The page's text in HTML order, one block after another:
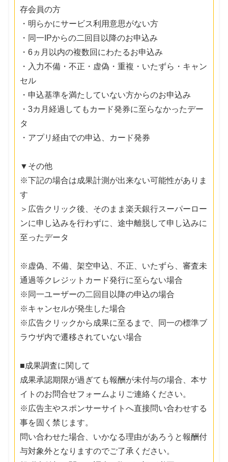
存会員の方
・明らかにサービス利用意思がない方
・同一IPからの二回目以降のお申込み
・6ヵ月以内の複数回にわたるお申込み
・入力不備・不正・虚偽・重複・いたずら・キャン
セル
・申込基準を満たしていない方からのお申込み
・3カ月経過してもカード発券に至らなかったデー
タ
・アプリ経由での申込、カード発券
▼その他
※下記の場合は成果計測が出来ない可能性がありま
す
＞広告クリック後、そのまま楽天銀行スーパーロー
ンに申し込みを行わずに、途中離脱して申し込みに
至ったデータ
※虚偽、不備、架空申込、不正、いたずら、審査未
通過等クレジットカード発行に至らない場合
※同一ユーザーの二回目以降の申込の場合
※キャンセルが発生した場合
※広告クリックから成果に至るまで、同一の標準ブ
ラウザ内で遷移されていない場合
■成果調査に関して
成果承認期限が過ぎても報酬が未付与の場合、本サ
イトのお問合せフォームよりご連絡ください。
※広告主やスポンサーサイトへ直接問い合わせする
事を固く禁じます。
問い合わせた場合、いかなる理由があろうと報酬付
与対象外となりますのでご了承ください。